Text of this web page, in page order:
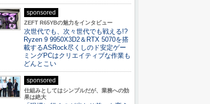
sponsored
ZEFT R65YBの魅力をインタビュー
次世代でも、次々世代でも戦える!?
Ryzen 9 9950X3D2＆RTX 5070を搭
載するASRock尽くしのド安定ゲー
ミングPCはクリエイティブな作業も
どんとこい
sponsored
仕組みとしてはシンプルだが、業務への効
果は絶大